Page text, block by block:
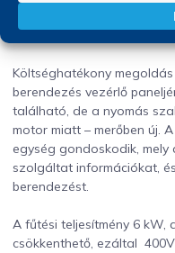
Költséghatékony
berendezés vezérlő
található, de a nyomás
motor miatt – merőben új.
egység gondoskodik,
szolgáltat információkat,
berendezést.
A fűtési teljesítmény 6 kW,
csökkenthető, ezáltal